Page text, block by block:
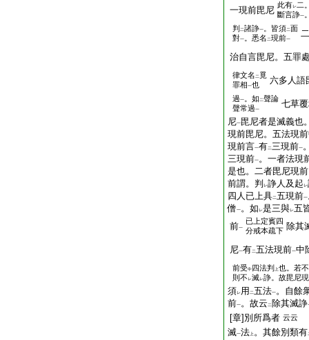
一現前毘尼 此有レ二
斷言諍一
判 二諸諍一 。皆須二面
對一 。悉名 二現前一
治自言毘尼。五罪
律文名 二 覓
罪相一也 六多人語
過一 。如 二聲論
聲常過一
七草
尼一毘尼者是滅義也
現前毘尼。五法現
現前言一有二三現前一
三現前一。一者法現
是也。二者毘尼現
前謂。判
レ諍人及起 レ
四人已上具二五現前一
僧一。如 レ是三與レ五
前一
已上定賓四
分戒本疏下 除其
尼一有二五法現前一中
前受中四法判 上也。若不
則不 レ滅レ諍。故毘尼
須レ用 二五法一。自餘
前一。故云 二 除其滅諍
[章]別所爲者 云云
滅一法 上 。其餘別類有